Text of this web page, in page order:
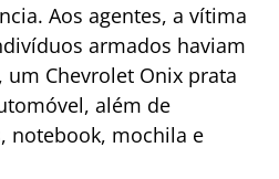
Aos agentes, a vítima
armados haviam
Chevrolet Onix prata
além de
notebook, mochila e